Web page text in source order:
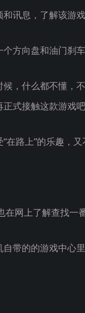
讯息，了解该游戏
方向盘和油门刹
，什么都不懂，
式接触这款游戏
在路上”的乐趣，
在网上了解查找一
带的的游戏中心